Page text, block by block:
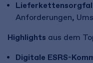
Anforderungen,
Highlights aus dem
Digitale ESRS-